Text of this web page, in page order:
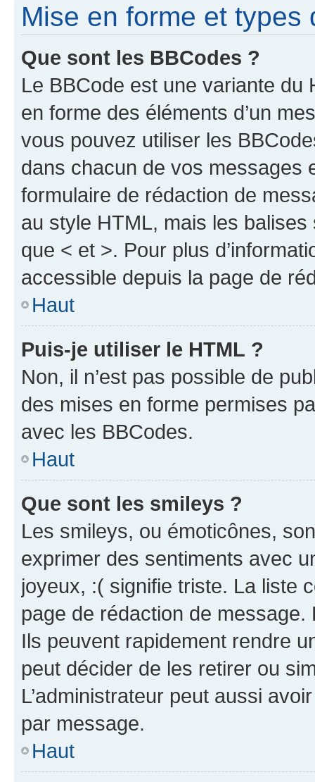
Mise en forme et types
Que sont les BBCodes ?
Le BBCode est une variante du
en forme des éléments d’un
vous pouvez utiliser les
dans chacun de vos messages
formulaire de rédaction de
au style HTML, mais les
que < et >. Pour plus
accessible depuis la page de
Haut
Puis-je utiliser le HTML ?
Non, il n’est pas possible de
des mises en forme permises
avec les BBCodes.
Haut
Que sont les smileys ?
Les smileys, ou émoticônes,
exprimer des sentiments avec
joyeux, :( signifie triste. La liste
page de rédaction de
Ils peuvent rapidement rendre
peut décider de les retirer ou
L’administrateur peut aussi
par message.
Haut